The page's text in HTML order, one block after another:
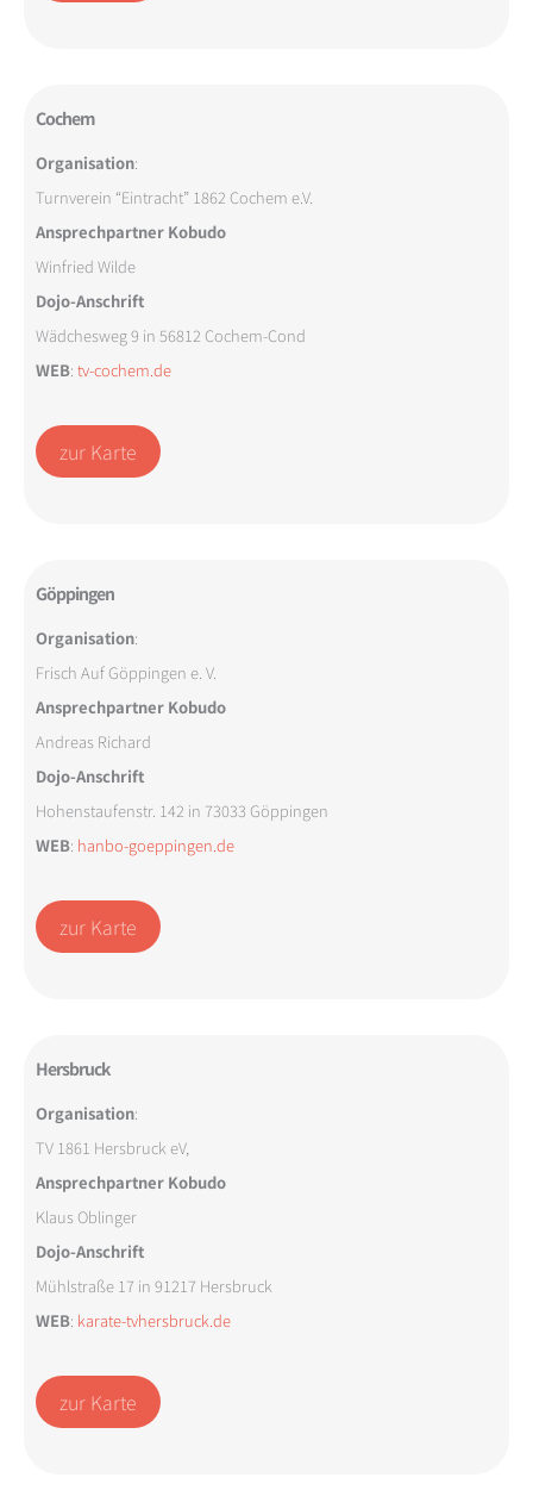
Cochem
Organisation:
Turnverein “Eintracht” 1862 Cochem e.V.
Ansprechpartner Kobudo
Winfried Wilde
Dojo-Anschrift
Wädchesweg 9 in 56812 Cochem-Cond
WEB: tv-cochem.de
zur Karte
Göppingen
Organisation:
Frisch Auf Göppingen e. V.
Ansprechpartner Kobudo
Andreas Richard
Dojo-Anschrift
Hohenstaufenstr. 142 in 73033 Göppingen
WEB: hanbo-goeppingen.de
zur Karte
Hersbruck
Organisation:
TV 1861 Hersbruck eV,
Ansprechpartner Kobudo
Klaus Oblinger
Dojo-Anschrift
Mühlstraße 17 in 91217 Hersbruck
WEB: karate-tvhersbruck.de
zur Karte